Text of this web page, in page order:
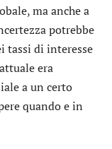
ma anche a
potrebbe
tassi di interesse
era
a un certo
quando e in